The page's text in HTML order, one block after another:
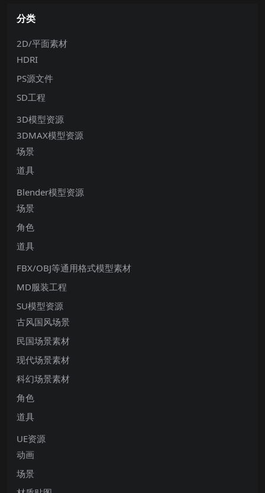
分类
2D/平面素材
HDRI
PS源文件
SD工程
3D模型资源
3DMAX模型资源
场景
道具
Blender模型资源
场景
角色
道具
FBX/OBJ等通用格式模型素材
MD服装工程
SU模型资源
古风国风场景
民国场景素材
现代场景素材
科幻场景素材
角色
道具
UE资源
动画
场景